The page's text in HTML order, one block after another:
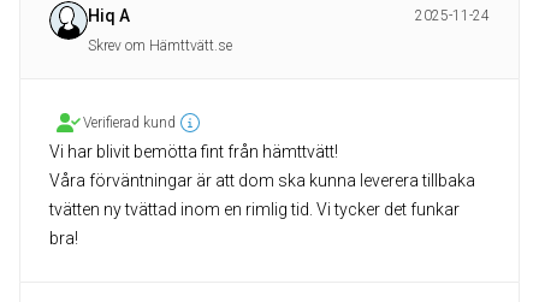
Hiq A
2025-11-24
Skrev om Hämttvätt.se
Verifierad kund
Vi har blivit bemötta fint från hämttvätt!
Våra förväntningar är att dom ska kunna leverera tillbaka
tvätten ny tvättad inom en rimlig tid. Vi tycker det funkar
bra!